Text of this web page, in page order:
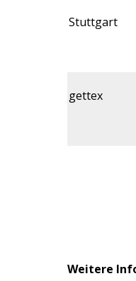
Stuttgart
gettex
Weitere